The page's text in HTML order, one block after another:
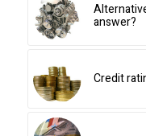
answer?
Credit